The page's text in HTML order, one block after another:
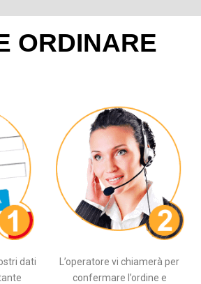
ORDINARE
dati
L’operatore vi chiamerà per
confermare l’ordine e